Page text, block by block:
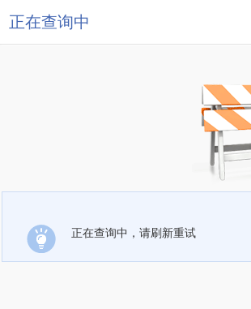
正在查询中
正在查询中，请刷新重试